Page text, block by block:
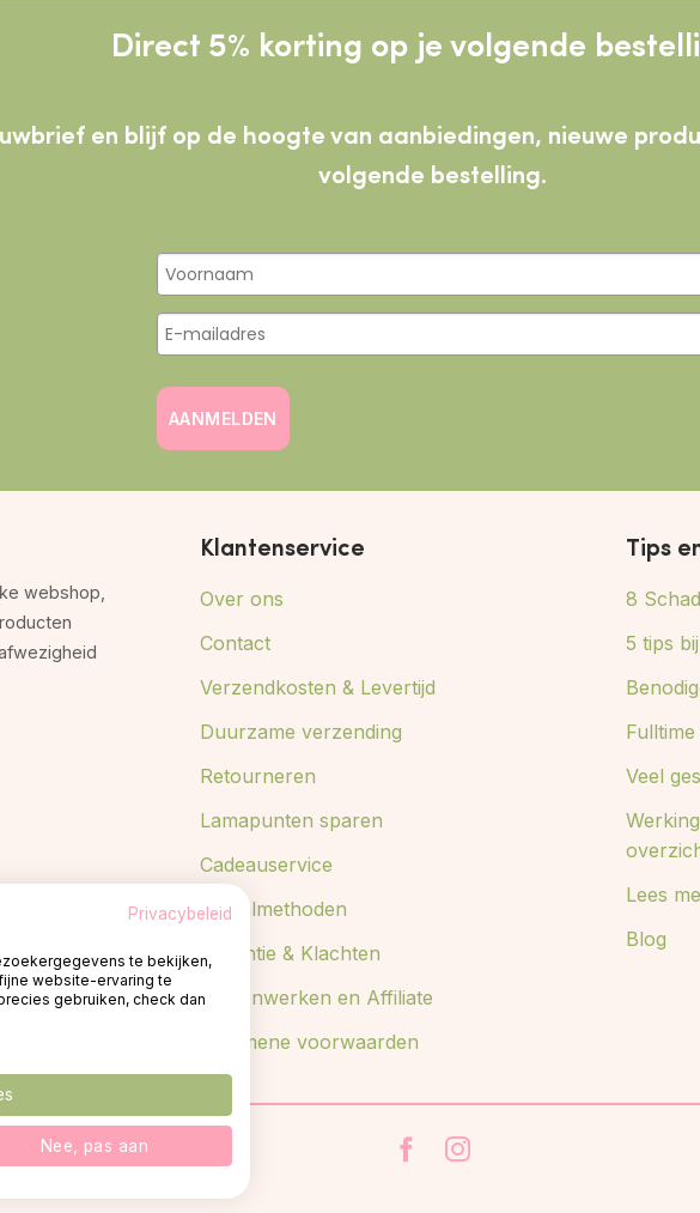
Direct 5% korting op je volgende
en blijf op de hoogte van aanbiedingen, nieuwe
volgende bestelling.
AANMELDEN
webshop,
Klantenservice
Over ons
Contact
Verzendkosten & Levertijd
Duurzame verzending
Retourneren
Lamapunten sparen
Cadeauservice
Betaalmethoden
Garantie & Klachten
Samenwerken en Affiliate
Algemene voorwaarden
Tips
8
5 tips
Veel
Lees
Blog
Privacybeleid
te bekijken,
website-ervaring te
gebruiken, check dan
Nee, pas aan